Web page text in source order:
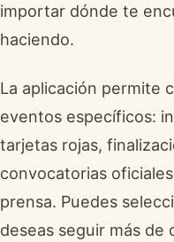
importar dónde te
haciendo.
La aplicación permite
eventos específicos:
tarjetas rojas,
convocatorias
prensa. Puedes
deseas seguir más de